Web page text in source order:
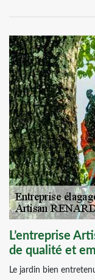
L’entreprise
de qualité et
Le jardin bien